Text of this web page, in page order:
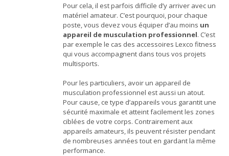
Pour cela, il est parfois difficile d’y arriver avec un
matériel amateur. C’est pourquoi, pour chaque
poste, vous devez vous équiper d’au moins un
appareil de musculation professionnel. C’est
par exemple le cas des accessoires Lexco fitness
qui vous accompagnent dans tous vos projets
multisports.
Pour les particuliers, avoir un appareil de
musculation professionnel est aussi un atout.
Pour cause, ce type d’appareils vous garantit une
sécurité maximale et atteint facilement les zones
ciblées de votre corps. Contrairement aux
appareils amateurs, ils peuvent résister pendant
de nombreuses années tout en gardant la même
performance.